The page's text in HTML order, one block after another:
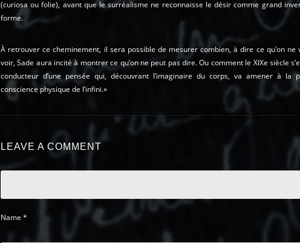
(curiosa ou folie), avant que le surréalisme ne reconnaisse le désir comme grand
forme.
À retrouver ce cheminement, il sera possible de mesurer combien, à dire ce qu’on ne
voir, Sade aura incité à montrer ce qu’on ne peut pas dire. Ou comment le XIXe siècle
conducteur d’une pensée qui, découvrant l’imaginaire du corps, va amener à la
conscience physique de l’infini.»
LEAVE A COMMENT
Name *